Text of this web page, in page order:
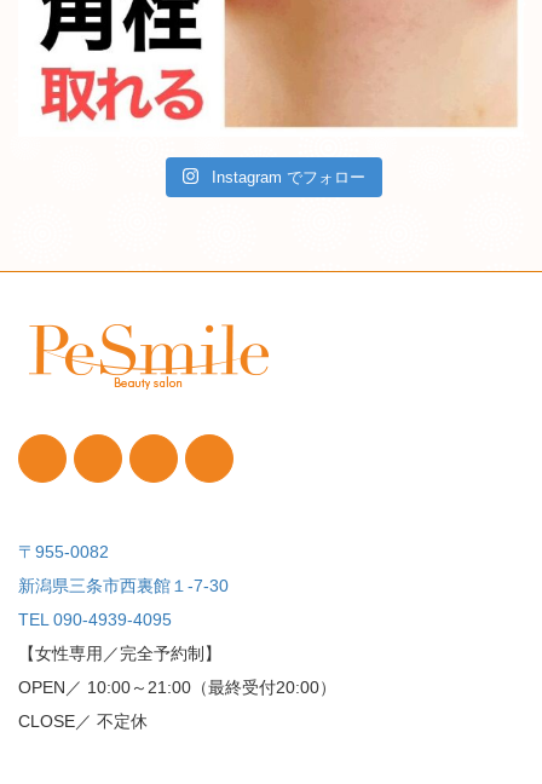
Instagram でフォロー
〒955-0082
新潟県三条市西裏館１-7-30
TEL 090-4939-4095
【女性専用／完全予約制】
OPEN／ 10:00～21:00（最終受付20:00）
CLOSE／ 不定休